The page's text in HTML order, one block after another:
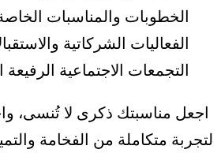
الخطوبات والمناسبات
الفعاليات الشركاتية
التجمعات الاجتماعية
اجعل مناسبتك ذكرى لا تُنسى،
لتجربة متكاملة من الفخامة